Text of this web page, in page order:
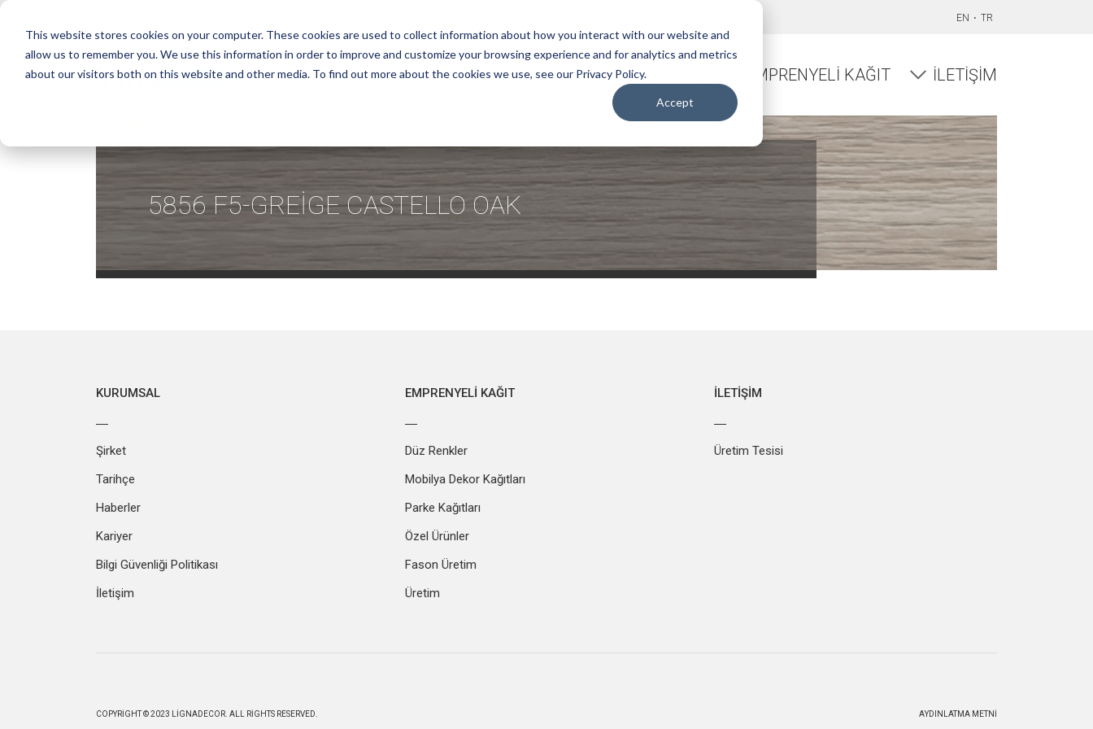
This website stores cookies on your computer. These cookies are used to collect information about how you interact with our website and
allow us to remember you. We use this information in order to improve and customize your browsing experience and for analytics and metrics
about our visitors both on this website and other media. To find out more about the cookies we use, see our Privacy Policy.
Accept
EN TR
KURUMSAL EMPRENYELI KAĞIT İLETIŞIM
5856 F5-GREİGE CASTELLO OAK
KURUMSAL
Şirket
Tarihçe
Haberler
Kariyer
Bilgi Güvenliği Politikası
İletişim
EMPRENYELI KAĞIT
Düz Renkler
Mobilya Dekor Kağıtları
Parke Kağıtları
Özel Ürünler
Fason Üretim
Üretim
İLETIŞIM
Üretim Tesisi
COPYRIGHT © 2023 LIGNADECOR. ALL RIGHTS RESERVED. AYDINLATMA METNI